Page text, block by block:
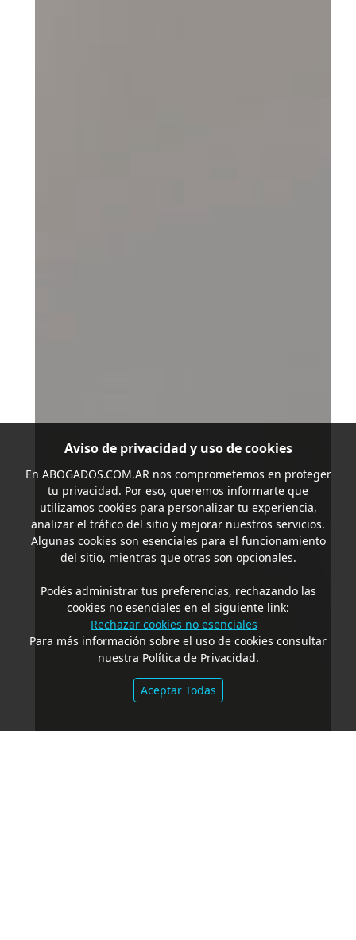
Aviso de privacidad y uso de cookies
En ABOGADOS.COM.ARnos comprometemos en proteger
tu privacidad. Por eso, queremos informarte que
utilizamos cookies para personalizar tu experiencia,
analizar el tráfico del sitio y mejorar nuestros servicios.
Algunas cookies son esenciales para el funcionamiento
del sitio, mientras que otras son opcionales.
Podés administrar tus preferencias, rechazando las
cookies no esenciales en el siguiente link:
Rechazar cookies no esenciales
Para más información sobre el uso de cookies consultar
nuestra Política de Privacidad.
Aceptar Todas